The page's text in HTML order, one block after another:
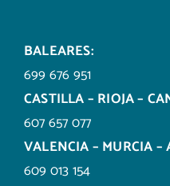
BALEARES:
699 676 951
CASTILLA – RIOJA –
607 657 077
VALENCIA – MURCIA –
609 013 154